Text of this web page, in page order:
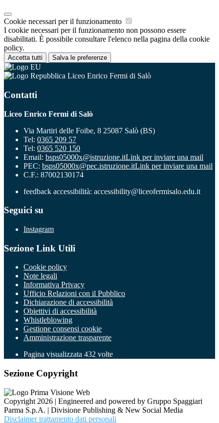
Cookie necessari per il funzionamento
I cookie necessari per il funzionamento non possono essere
disabilitati. È possibile consultare l'elenco nella pagina della cookie
policy.
Accetta tutti Salva le preferenze
Liceo Enrico Fermi di Salò
Contatti
Liceo Enrico Fermi di Salò
Via Martiri delle Foibe, 8 25087 Salò (BS)
Tel: 0365 209 57
Tel: 0365 520 150
Email: bsps05000x@istruzione.itLink per inviare una mail
PEC: bsps05000x@pec.istruzione.itLink per inviare una mail
C.F.: 87002130174
feedback accessibilità: accessibility@liceofermisalo.edu.it
Seguici su
Instagram
Sezione Link Utili
Cookie policy
Note legali
Informativa Privacy
Ufficio Relazioni con il Pubblico
Dichiarazione di accessibilità
Obiettivi di accessibilità
Whistleblowing
Gestione consensi cookie
Amministrazione trasparente
Pagina visualizzata 432 volte
Sezione Copyright
Copyright 2026 | Engineered and powered by Gruppo Spaggiari
Parma S.p.A. | Divisione Publishing & New Social Media
Disclaimer trattamento dati personali